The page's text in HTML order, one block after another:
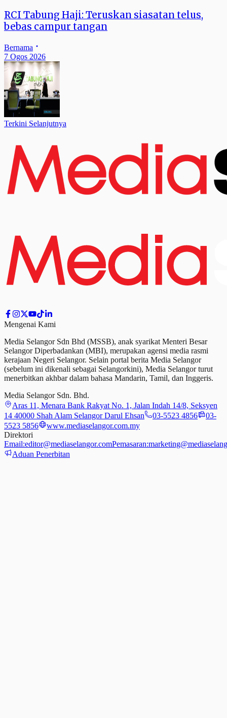
RCI Tabung Haji: Teruskan siasatan telus,
bebas campur tangan
Bernama
7 Ogos 2026
Terkini Selanjutnya
Mengenai Kami
Media Selangor Sdn Bhd (MSSB), anak syarikat Menteri Besar
Selangor Diperbadankan (MBI), merupakan agensi media rasmi
kerajaan Negeri Selangor. Selain portal berita Media Selangor
(sebelum ini dikenali sebagai Selangorkini), Media Selangor turut
menerbitkan akhbar dalam bahasa Mandarin, Tamil, dan Inggeris.
Media Selangor Sdn. Bhd.
Aras 11, Menara Bank Rakyat No. 1, Jalan Indah 14/8, Seksyen
14 40000 Shah Alam Selangor Darul Ehsan
03-5523 4856
03-
5523 5856
www.mediaselangor.com.my
Direktori
Email:editor@mediaselangor.comPemasaran:
Aduan Penerbitan